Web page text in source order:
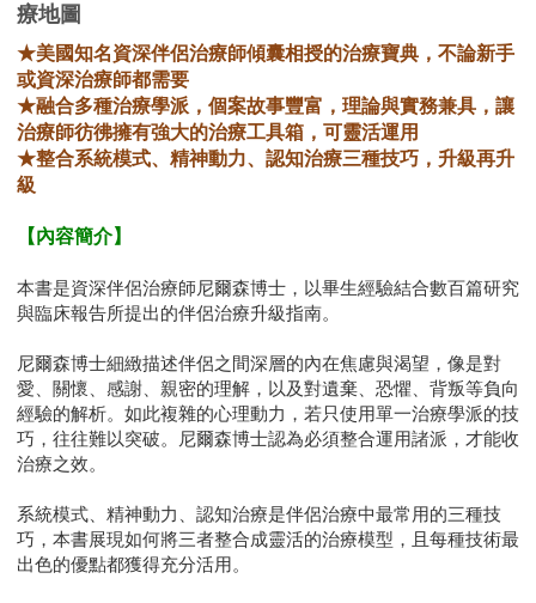
療地圖
★美國知名資深伴侶治療師傾囊相授的治療寶典，不論新手
或資深治療師都需要
★融合多種治療學派，個案故事豐富，理論與實務兼具，讓
治療師彷彿擁有強大的治療工具箱，可靈活運用
★整合系統模式、精神動力、認知治療三種技巧，升級再升
級
【內容簡介】
本書是資深伴侶治療師尼爾森博士，以畢生經驗結合數百篇研究
與臨床報告所提出的伴侶治療升級指南。
尼爾森博士細緻描述伴侶之間深層的內在焦慮與渴望，像是對
愛、關懷、感謝、親密的理解，以及對遺棄、恐懼、背叛等負向
經驗的解析。如此複雜的心理動力，若只使用單一治療學派的技
巧，往往難以突破。尼爾森博士認為必須整合運用諸派，才能收
治療之效。
系統模式、精神動力、認知治療是伴侶治療中最常用的三種技
巧，本書展現如何將三者整合成靈活的治療模型，且每種技術最
出色的優點都獲得充分活用。